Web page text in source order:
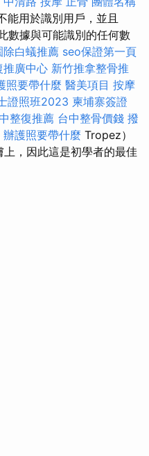
能用於識別用戶，並且
數據與可能識別的任何數
除白蟻推薦 seo保證第一頁
推廣中心 新竹推拿整骨推
照要帶什麼 醫美項目 按摩
證照班2023 柬埔寨簽證
整復推薦 台中整骨價錢 撥
辦護照要帶什麼 Tropez）
，因此這是初學者的最佳